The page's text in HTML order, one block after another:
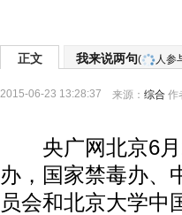
正文 我来说两句( 人参
2015-06-23 13:28:37 来源： 综合 作
央广网北京6月
办，国家禁毒办、
员会和北京大学中